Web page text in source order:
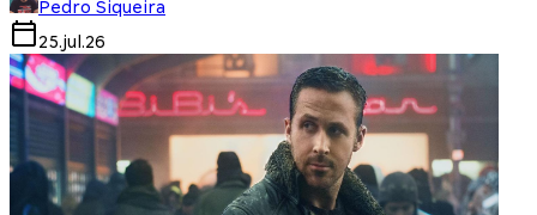
Pedro Siqueira
25.jul.26